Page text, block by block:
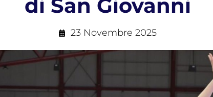
di San Giovanni
23 Novembre 2025